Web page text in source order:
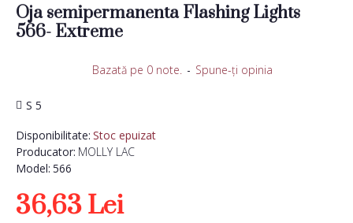
Oja semipermanenta Flashing Lights
566- Extreme
Disponibilitate: Stoc epuizat
Producator: MOLLY LAC
Model: 566
S 5
Bazată pe 0 note. - Spune-ţi opinia
36,63 Lei